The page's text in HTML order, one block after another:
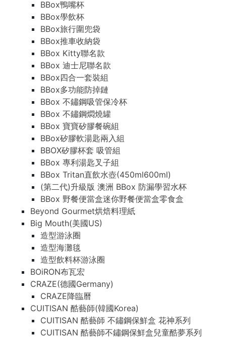
BBox鴨嘴杯
BBox學飲杯
BBox旅行圍兜袋
BBox推車收納袋
BBox Kitty聯名款
BBox 迪士尼聯名款
BBox四合一套裝組
BBox多功能防掉鏈
BBox 不鏽鋼吸管保冷杯
BBox 不鏽鋼燜燒罐
BBox 寶寶矽膠餐碗組
BBox矽膠軟湯匙兩入組
BBOX矽膠杯套 吸管組
BBox 專利湯匙叉子組
BBox Tritan直飲水壺(450ml600ml)
(第二代)升級版 澳洲 BBox 防漏學習水杯
BBox 野餐便當盒迷你野餐便當盒零食盒
Beyond Gourmet烘焙料理紙
Big Mouth(美國US)
造型游泳圈
造型海灘毯
造型飲料杯游泳圈
BOiRON布瓦宏
CRAZE(德國Germany)
CRAZE降臨曆
CUITISAN 酷藝師(韓國Korea)
CUITISAN 酷藝師 不鏽鋼保鮮盒 花神系列
CUITISAN 酷藝師不鏽鋼保鮮盒兒童酷夢系列